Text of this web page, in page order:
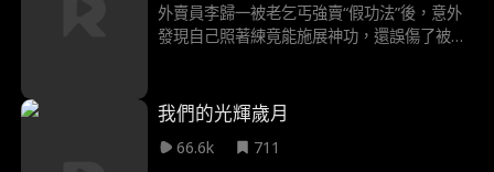
外賣員李歸一被老乞丐強賣“假功法”後，意外
發現自己照著練竟能施展神功，還誤傷了被下
婚與打壓。李歸一在眾人面前“練成”任家百年
無人能學的《渾元形意太極拳》，被誤認為是
武道宗師。他屢次在衝突中輕鬆擊敗強敵，包
我們的光輝歲月
66.6k
711